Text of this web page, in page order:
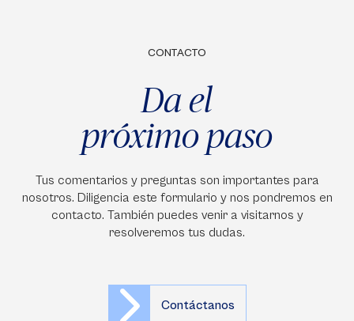
CONTACTO
Da el
próximo paso
Tus comentarios y preguntas son importantes para
nosotros. Diligencia este formulario y nos pondremos en
contacto. También puedes venir a visitarnos y
resolveremos tus dudas.
Contáctanos